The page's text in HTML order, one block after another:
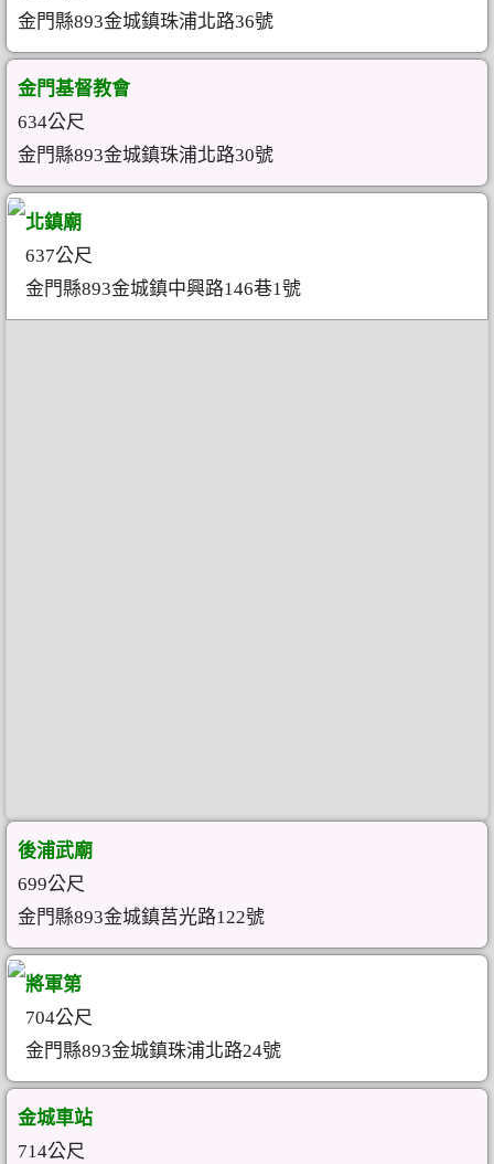
金門縣893金城鎮珠浦北路36號
金門基督教會
634公尺
金門縣893金城鎮珠浦北路30號
北鎮廟
637公尺
金門縣893金城鎮中興路146巷1號
後浦武廟
699公尺
金門縣893金城鎮莒光路122號
將軍第
704公尺
金門縣893金城鎮珠浦北路24號
金城車站
714公尺